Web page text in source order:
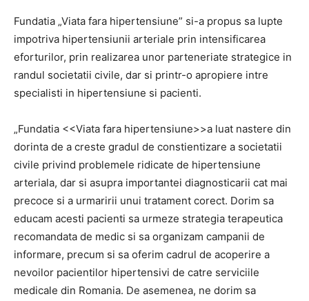
Fundatia „Viata fara hipertensiune” si-a propus sa lupte
impotriva hipertensiunii arteriale prin intensificarea
eforturilor, prin realizarea unor parteneriate strategice in
randul societatii civile, dar si printr-o apropiere intre
specialisti in hipertensiune si pacienti.
„Fundatia <<Viata fara hipertensiune>>a luat nastere din
dorinta de a creste gradul de constientizare a societatii
civile privind problemele ridicate de hipertensiune
arteriala, dar si asupra importantei diagnosticarii cat mai
precoce si a urmaririi unui tratament corect. Dorim sa
educam acesti pacienti sa urmeze strategia terapeutica
recomandata de medic si sa organizam campanii de
informare, precum si sa oferim cadrul de acoperire a
nevoilor pacientilor hipertensivi de catre serviciile
medicale din Romania. De asemenea, ne dorim sa